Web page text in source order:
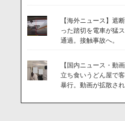
【海外ニュース】遮
った踏切を電車が猛
通過。接触事故へ。
【国内ニュース・動
立ち食いうどん屋で
暴行。動画が拡散され